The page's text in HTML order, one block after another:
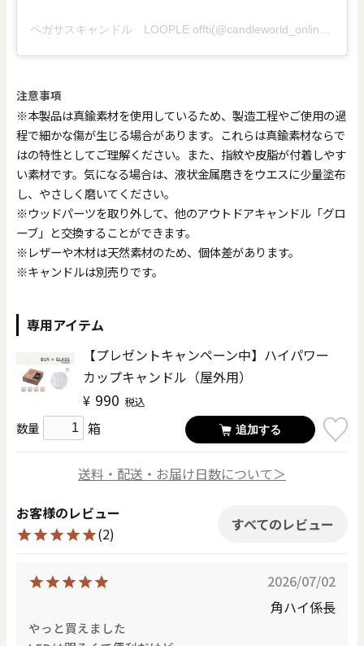
ペガサスキャンドル LOOPLE offti(@candleworld_online)がシェアした投稿
注意事項
※本製品は真鍮素材を使用しているため、製造工程やご使用の過
程で細かな傷が生じる場合があります。これらは真鍮素材ならで
はの特性としてご理解ください。また、指紋や皮脂が付着しやす
い素材です。気になる場合は、液状金属磨きをウエスに少量塗布
し、やさしく磨いてください。
※ウッドパーツを取り外して、他のアウトドアキャンドル「グロ
ーブ」と交換することができます。
※レザーや木材は天然素材のため、個体差があります。
※キャンドルは別売りです。
専用アイテム
【プレゼントキャンペーン中】ハイパワー
カップキャンドル（屋外用）
¥ 990 税込
数量 箱 追加する
送料・配送・お届け日数について＞
お客様のレビュー
(2)
すべてのレビュー
2026/07/02
角ハイ係長
やっと買えました